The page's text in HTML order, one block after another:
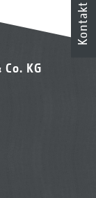
Co. KG
Kontakt